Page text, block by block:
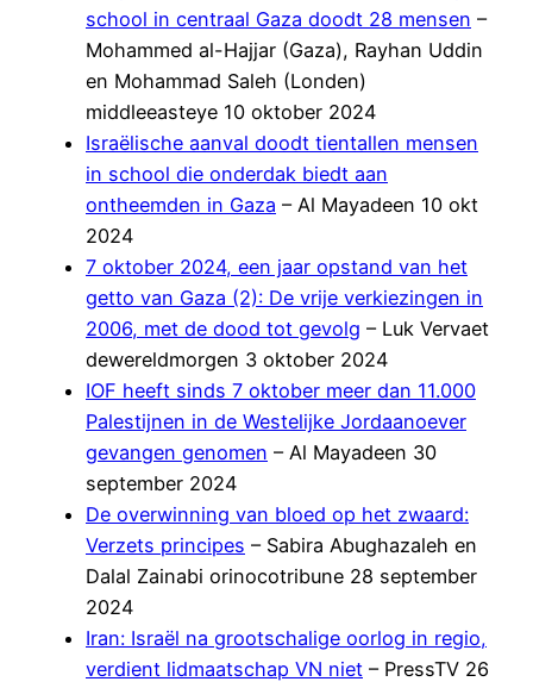
school in centraal Gaza doodt 28 mensen –
Mohammed al-Hajjar (Gaza), Rayhan Uddin
en Mohammad Saleh (Londen)
middleeasteye 10 oktober 2024
Israëlische aanval doodt tientallen mensen
in school die onderdak biedt aan
ontheemden in Gaza – Al Mayadeen 10 okt
2024
7 oktober 2024, een jaar opstand van het
getto van Gaza (2): De vrije verkiezingen in
2006, met de dood tot gevolg – Luk Vervaet
dewereldmorgen 3 oktober 2024
IOF heeft sinds 7 oktober meer dan 11.000
Palestijnen in de Westelijke Jordaanoever
gevangen genomen – Al Mayadeen 30
september 2024
De overwinning van bloed op het zwaard:
Verzets principes – Sabira Abughazaleh en
Dalal Zainabi orinocotribune 28 september
2024
Iran: Israël na grootschalige oorlog in regio,
verdient lidmaatschap VN niet – PressTV 26